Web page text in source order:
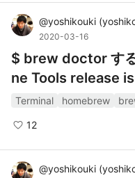
@yoshikouki (
2020-03-16
$ brew doctor す
ne Tools release
ときの対処法
Terminal homebrew
12
@yoshikouki (